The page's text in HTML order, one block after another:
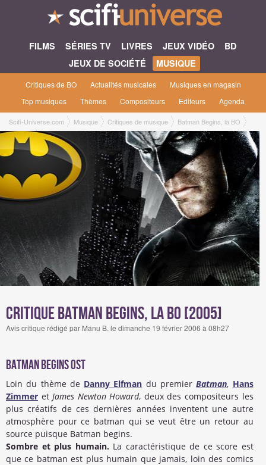
FILMS SÉRIES TV LIVRES JEUX VIDÉO
BD
JEUX DE SOCIÉTÉ
MUSIQUE
Critiques de BO Actualités musicales
Musiques en magasin
Top musiques
Thèmes Compositeurs Editeurs Agenda
Scifi-Universe.com Musique Critiques de musique
Batman Begins, la BO
Manu B.
Critique Batman Begins, la BO [2005]
Avis critique rédigé par Manu B. le dimanche 19 février 2006 à 08h27
Batman begins OST
Loin du thème de Danny Elfman du premierBatman, Hans
Zimmer etJames Newton Howard, deux des compositeurs les
plus créatifs de ces dernières années inventent une autre
atmosphère pour ce batman qui se veut être un retour au
source puisque Batman begins.
Sombre et plus humain. La caractéristique de ce score est
que ce batman est plus humain que jamais, loin des comics